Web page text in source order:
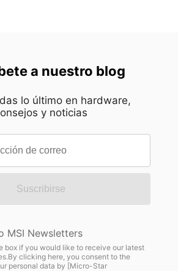
a nuestro blog
lo último en hardware,
y noticias
Suscribirse
MSI Newsletters
box if you would like to receive our latest
clicking here, you consent to the
personal data by [Micro-Star